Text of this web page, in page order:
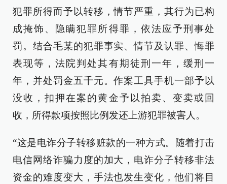
犯罪所得而予以转移，情节严重，其行为已构
成掩饰、隐瞒犯罪所得罪，依法应予刑事处
罚。结合毛某的犯罪事实、情节及认罪、悔罪
表现等，法院判处其有期徒刑一年，缓刑一
年，并处罚金五千元。作案工具手机一部予以
没收，扣押在案的黄金予以拍卖、变卖或回
收，所得款项按照比例发还上游犯罪被害人。
“这是电诈分子转移赃款的一种方式。随着打击
电信网络诈骗力度的加大，电诈分子转移非法
资金的难度变大，手法也发生变化，他们将目